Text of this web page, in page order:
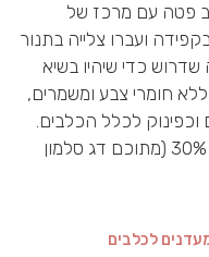
פטה עם מרכז של
ועברו צלייה בתנור
כדי שיהיו בשיא
חומרי צבע ומשמרים,
וכפינוק לכלל הכלבים.
תוצרת איטליה. בשר טרי 50%, דג טרי 30% (מתוכם דג סלמון
לכלבים